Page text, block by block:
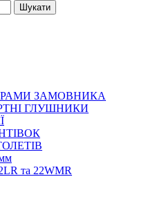
Шукати
ЗАМОВНИКА
ГЛУШНИКИ
та 22WMR